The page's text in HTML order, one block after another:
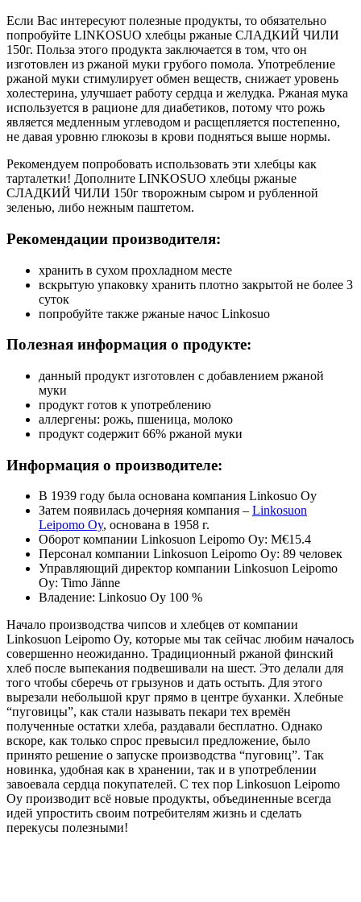
Если Вас интересуют полезные продукты, то обязательно
попробуйте LINKOSUO хлебцы ржаные СЛАДКИЙ ЧИЛИ
150г. Польза этого продукта заключается в том, что он
изготовлен из ржаной муки грубого помола. Употребление
ржаной муки стимулирует обмен веществ, снижает уровень
холестерина, улучшает работу сердца и желудка. Ржаная мука
используется в рационе для диабетиков, потому что рожь
является медленным углеводом и расщепляется постепенно,
не давая уровню глюкозы в крови подняться выше нормы.
Рекомендуем попробовать использовать эти хлебцы как
тарталетки! Дополните LINKOSUO хлебцы ржаные
СЛАДКИЙ ЧИЛИ 150г творожным сыром и рубленной
зеленью, либо нежным паштетом.
Рекомендации производителя:
хранить в сухом прохладном месте
вскрытую упаковку хранить плотно закрытой не более 3
суток
попробуйте также ржаные начос Linkosuo
Полезная информация о продукте:
данный продукт изготовлен с добавлением ржаной
муки
продукт готов к употреблению
аллергены: рожь, пшеница, молоко
продукт содержит 66% ржаной муки
Информация о производителе:
В 1939 году была основана компания Linkosuo Oy
Затем появилась дочерняя компания – Linkosuon
Leipomo Oy, основана в 1958 г.
Оборот компании Linkosuon Leipomo Oy: M€15.4
Персонал компании Linkosuon Leipomo Oy: 89 человек
Управляющий директор компании Linkosuon Leipomo
Oy: Timo Jänne
Владение: Linkosuo Oy 100 %
Начало производства чипсов и хлебцев от компании
Linkosuon Leipomo Oy, которые мы так сейчас любим началось
совершенно неожиданно. Традиционный ржаной финский
хлеб после выпекания подвешивали на шест. Это делали для
того чтобы сберечь от грызунов и дать остыть. Для этого
вырезали небольшой круг прямо в центре буханки. Хлебные
“пуговицы”, как стали называть пекари тех времён
полученные остатки хлеба, раздавали бесплатно. Однако
вскоре, как только спрос превысил предложение, было
принято решение о запуске производства “пуговиц”. Так
новинка, удобная как в хранении, так и в употреблении
завоевала сердца покупателей. С тех пор Linkosuon Leipomo
Oy производит всё новые продукты, объединенные всегда
идей упростить своим потребителям жизнь и сделать
перекусы полезными!